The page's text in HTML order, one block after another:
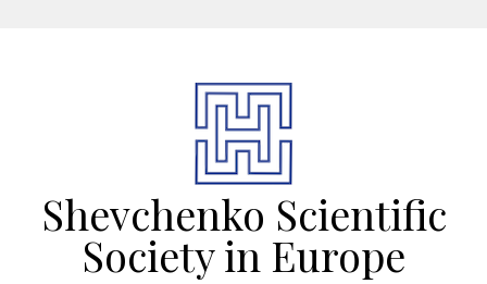
Shevchenko Scientific
Society in Europe